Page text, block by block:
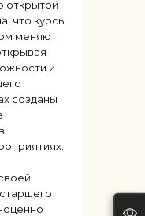
открытой
что курсы
меняют
и
созданы